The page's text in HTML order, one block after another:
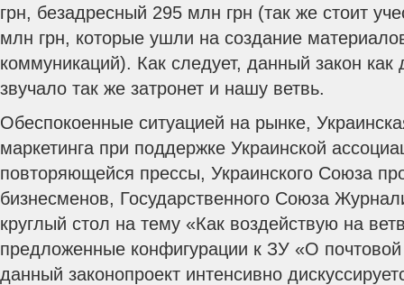
грн, безадресный 295 млн грн (так же стоит
млн грн, которые ушли на создание
коммуникаций). Как следует, данный закон как
звучало так же затронет и нашу ветвь.
Обеспокоенные ситуацией на рынке,
маркетинга при поддержке Украинской
повторяющейся прессы, Украинского Союза
бизнесменов, Государственного Союза
круглый стол на тему «Как воздействую на
предложенные конфигурации к ЗУ «О
данный законопроект интенсивно